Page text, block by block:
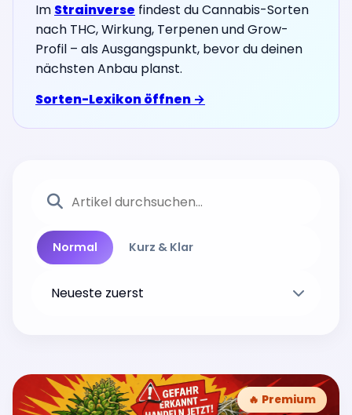
Im Strainverse findest du Cannabis-Sorten
nach THC, Wirkung, Terpenen und Grow-
Profil – als Ausgangspunkt, bevor du deinen
nächsten Anbau planst.
Sorten-Lexikon öffnen →
Normal Kurz & Klar
🔥 Premium